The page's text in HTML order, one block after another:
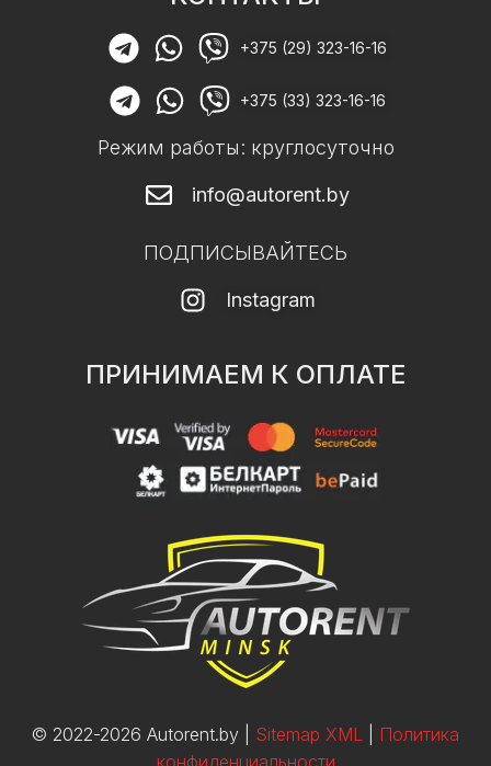
+375 (29) 323-16-16
+375 (33) 323-16-16
Режим работы: круглосуточно
info@autorent.by
ПОДПИСЫВАЙТЕСЬ
Instagram
ПРИНИМАЕМ К ОПЛАТЕ
© 2022-2026 Autorent.by | Sitemap XML
Политика